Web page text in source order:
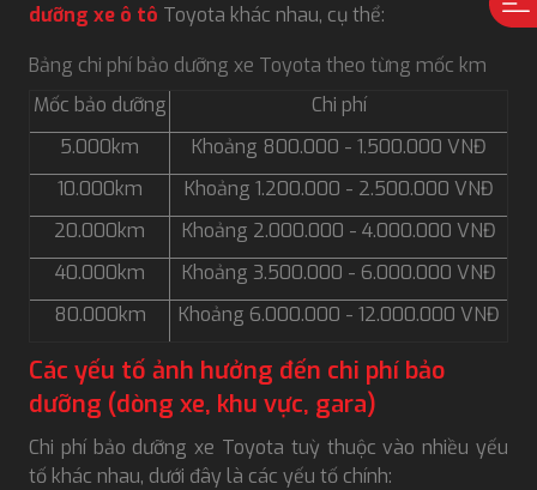
dưỡng xe ô tô Toyota khác nhau, cụ thể:
Bảng chi phí bảo dưỡng xe Toyota theo từng mốc km
Mốc bảo dưỡng
Chi phí
5.000km
Khoảng 800.000 - 1.500.000 VNĐ
10.000km
Khoảng 1.200.000 - 2.500.000 VNĐ
20.000km
Khoảng 2.000.000 - 4.000.000 VNĐ
40.000km
Khoảng 3.500.000 - 6.000.000 VNĐ
80.000km
Khoảng 6.000.000 - 12.000.000 VNĐ
Các yếu tố ảnh hưởng đến chi phí bảo
dưỡng (dòng xe, khu vực, gara)
Chi phí bảo dưỡng xe Toyota tuỳ thuộc vào nhiều yếu
tố khác nhau, dưới đây là các yếu tố chính: